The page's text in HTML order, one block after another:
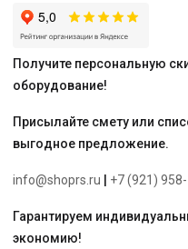
мм
красной
25
м
Получите персональную
оборудование!
Присылайте смету или
выгодное предложение.
info@shoprs.ru +7 (921)
Гарантируем
экономию!